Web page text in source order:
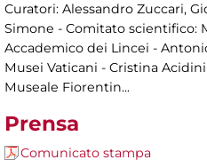
Curatori: Alessandro Zuccari,
Simone - Comitato scientifico:
Accademico dei Lincei -
Musei Vaticani - Cristina
Museale Fiorentin...
Prensa
Comunicato stampa